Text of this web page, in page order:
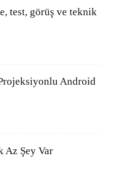
test, görüş ve teknik
Android
Az Şey Var